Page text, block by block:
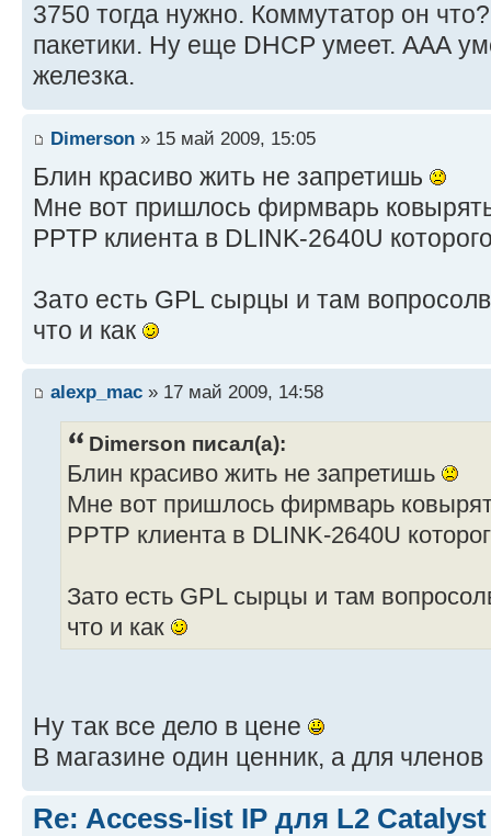
3750 тогда нужно. Коммутатор он
пакетики. Ну еще DHCP умеет. ААА
железка.
Dimerson » 15 май 2009, 15:05
Блин красиво жить не запретишь
Мне вот пришлось фирмварь
PPTP клиента в DLINK-2640U
Зато есть GPL сырцы и там
что и как
alexp_mac » 17 май 2009, 14:58
Dimerson писал(а):
Блин красиво жить не запретишь
Мне вот пришлось фирмварь
PPTP клиента в DLINK-2640U
Зато есть GPL сырцы и там
что и как
Ну так все дело в цене
В магазине один ценник, а для
Re: Access-list IP для L2 Catalyst